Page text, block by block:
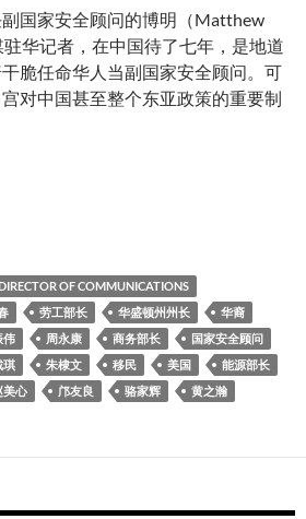
国家安全顾问的博明（Matthew
华记者，在中国待了七年，是地道
脆任命华人当副国家安全顾问。可
对中国甚至整个东亚政策的重要制
OF COMMUNICATIONS
劳工部长 华盛顿州州长
华裔
伟 周永康 商务部长
国家安全顾问
琪 朱棣文 移民 美国
能源部长
美心 邝友良 骆家辉 黄之瀚